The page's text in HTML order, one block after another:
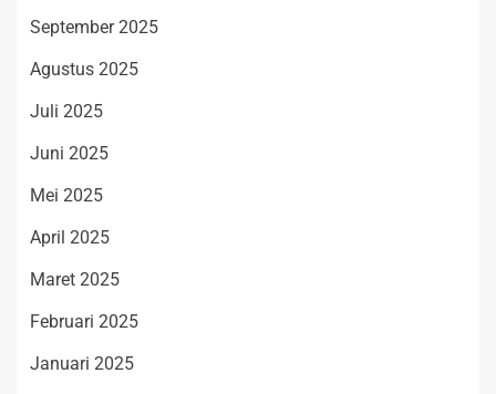
September 2025
Agustus 2025
Juli 2025
Juni 2025
Mei 2025
April 2025
Maret 2025
Februari 2025
Januari 2025